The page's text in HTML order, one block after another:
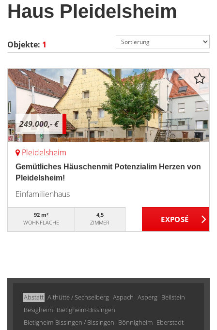
Haus Pleidelsheim
Objekte: 1
249.000,- €
Pleidelsheim
Gemütliches Häuschenmit Potenzialim Herzen von
Pleidelsheim!
Einfamilienhaus
92 m²
WOHNFLÄCHE
4,5
ZIMMER
Abstatt Althütte / Sechselberg Aspach Asperg Beilstein
Besigheim Bietigheim-Bissingen
Bietigheim-Bissingen / Bissingen Bönnigheim Eberstadt